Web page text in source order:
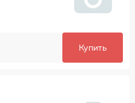
Купить